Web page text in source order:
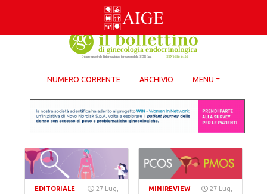
NUMERO CORRENTE ARCHIVIO MENU
EDITORIALE
27 Lug,
MINIREVIEW
27 Lug,